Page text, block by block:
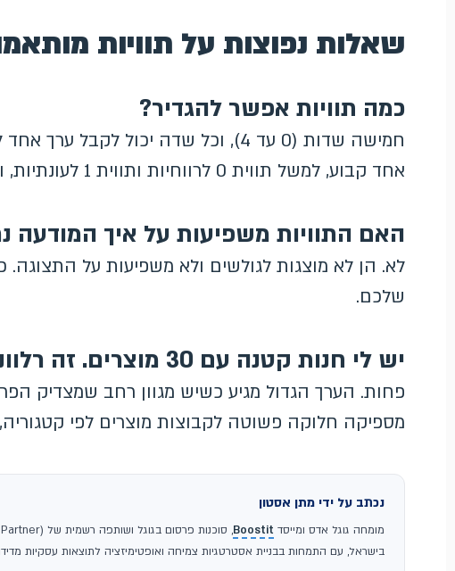
שאלות נפוצות על תוויות
כמה תוויות אפשר להגדיר?
חמישה שדות (0 עד 4), וכל שדה יכול
אחד קבוע, למשל תווית 0 לרווחיות ותווית 1 לעונתיות, ולשמור על עקביות לאורך זמן.
האם התוויות משפיעות על איך המודעה
לא. הן לא מוצגות לגולשים ולא משפיעות על התצוגה.
שלכם.
יש לי חנות קטנה עם 30 מוצרים. זה רלוונטי?
פחות. הערך הגדול מגיע כשיש מגוון רחב שמצדיק
מספיקה חלוקה פשוטה לקבוצות מוצרים לפי
נכתב על ידי מתן אסטון
מומחה גוגל אדס ומייסד Boostit
בישראל, עם התמחות בבניית אסטרטגיות צמיחה ואופטימיזציה לתוצאות עסקיות